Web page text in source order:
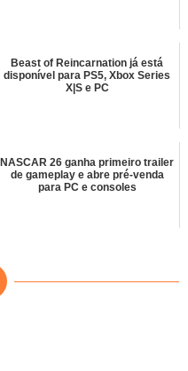
Beast of Reincarnation já está
disponível para PS5, Xbox Series
X|S e PC
NASCAR 26 ganha primeiro trailer
de gameplay e abre pré-venda
para PC e consoles